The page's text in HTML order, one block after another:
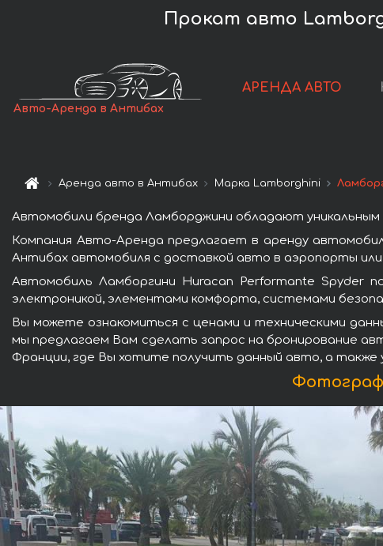
Прокат авто
Авто-Аренда в Антибах
АРЕНДА АВТО
Аренда авто в Антибах Марка Lamborghini
Автомобили бренда Ламборджини обладают
Компания Авто-Аренда предлагает в аренду
Антибах автомобиля с доставкой авто в аэропорты или
Автомобиль Ламборгини Huracan Performante Spyder
электроникой, элементами комфорта, системами
Вы можете ознакомиться с ценами и техническими
мы предлагаем Вам сделать запрос на бронирование
Франции, где Вы хотите получить данный авто, а